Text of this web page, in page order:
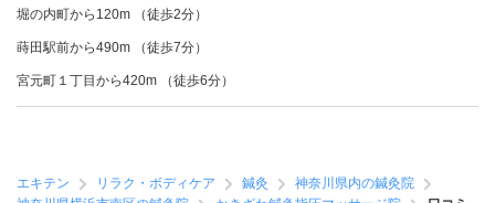
堀の内町から120m （徒歩2分）
蒔田駅前から490m （徒歩7分）
宮元町１丁目から420m （徒歩6分）
エキテン リラク・ボディケア 鍼灸
神奈川県内の鍼灸院